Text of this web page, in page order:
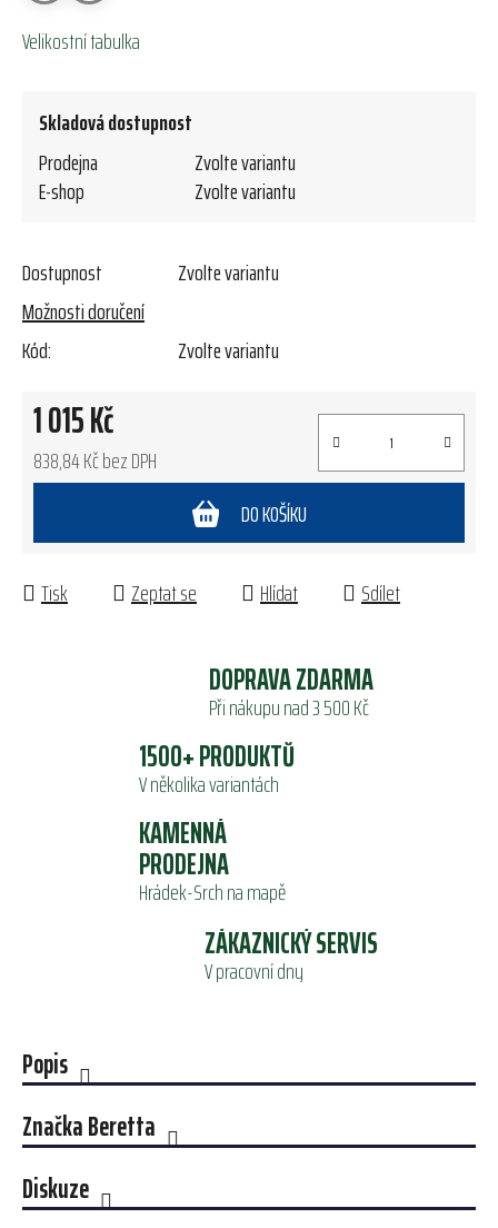
Velikostní tabulka
Skladová dostupnost
Prodejna
Zvolte variantu
E-shop
Zvolte variantu
Dostupnost
Zvolte variantu
Možnosti doručení
Kód:
Zvolte variantu
1 015 Kč
838,84 Kč bez DPH
DO KOŠÍKU
Tisk Zeptat se Hlídat Sdílet
DOPRAVA ZDARMA
Při nákupu nad 3 500 Kč
1500+ PRODUKTŮ
V několika variantách
KAMENNÁ
PRODEJNA
Hrádek-Srch na mapě
ZÁKAZNICKÝ SERVIS
V pracovní dny
Popis
ZnačkaBeretta
Diskuze